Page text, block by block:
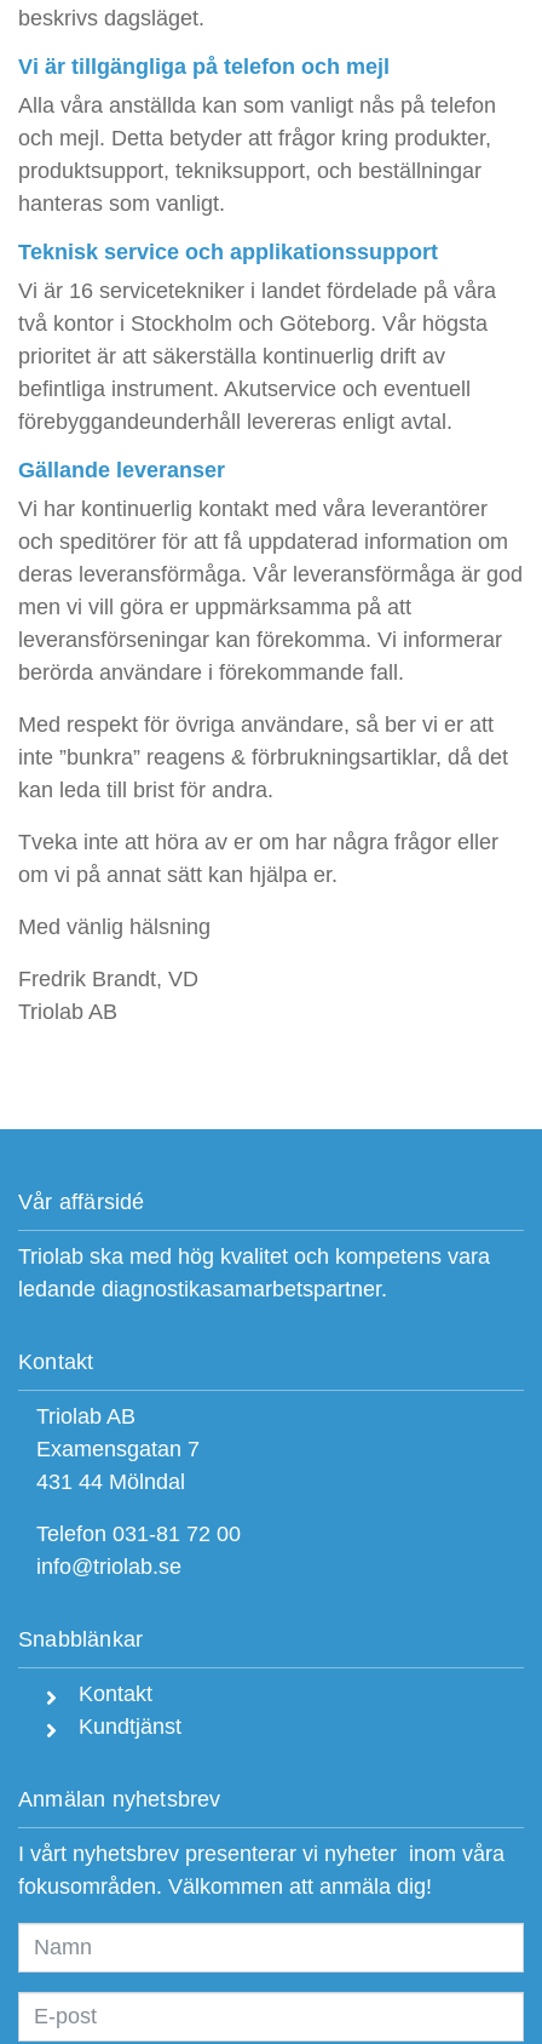
beskrivs dagsläget.
Vi är tillgängliga på telefon och mejl
Alla våra anställda kan som vanligt nås på telefon
och mejl. Detta betyder att frågor kring produkter,
produktsupport, tekniksupport, och beställningar
hanteras som vanligt.
Teknisk service och applikationssupport
Vi är 16 servicetekniker i landet fördelade på våra
två kontor i Stockholm och Göteborg. Vår högsta
prioritet är att säkerställa kontinuerlig drift av
befintliga instrument. Akutservice och eventuell
förebyggandeunderhåll levereras enligt avtal.
Gällande leveranser
Vi har kontinuerlig kontakt med våra leverantörer
och speditörer för att få uppdaterad information om
deras leveransförmåga. Vår leveransförmåga är god
men vi vill göra er uppmärksamma på att
leveransförseningar kan förekomma. Vi informerar
berörda användare i förekommande fall.
Med respekt för övriga användare, så ber vi er att
inte ”bunkra” reagens & förbrukningsartiklar, då det
kan leda till brist för andra.
Tveka inte att höra av er om har några frågor eller
om vi på annat sätt kan hjälpa er.
Med vänlig hälsning
Fredrik Brandt, VD
Triolab AB
Vår affärsidé
Triolab ska med hög kvalitet och kompetens vara
ledande diagnostikasamarbetspartner.
Kontakt
Triolab AB
Examensgatan 7
431 44 Mölndal
Telefon 031-81 72 00
info@triolab.se
Snabblänkar
Kontakt
Kundtjänst
Anmälan nyhetsbrev
I vårt nyhetsbrev presenterar vi nyheter inom våra
fokusområden. Välkommen att anmäla dig!